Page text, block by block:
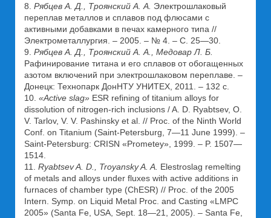
8. Рябцев А. Д., Троянский А. А. Электрошлаковый
переплав металлов и сплавов под флюсами с
активными добавками в печах камерного типа //
Электрометаллургия. – 2005. – № 4. – С. 25—30.
9. Рябцев А. Д., Троянский А. А., Медовар Л. Б.
Рафинирование титана и его сплавов от обогащенных
азотом включений при электрошлаковом переплаве. –
Донецк: Технопарк ДонНТУ УНИТЕХ, 2011. – 132 с.
10. «Active slag» ESR refining of titanium alloys for
dissolution of nitrogen-rich inclusions / A. D. Ryabtsev, O.
V. Tarlov, V. V. Pashinsky et al. // Proc. of the Ninth World
Conf. on Titanium (Saint-Petersburg, 7—11 June 1999). –
Saint-Petersburg: CRISN «Prometey», 1999. – P. 1507—
1514.
11. Ryabtsev A. D., Troyansky A. A. Elestroslag remelting
of metals and alloys under fluxes with active additions in
furnaces of chamber type (ChESR) // Proc. of the 2005
Intern. Symp. on Liquid Metal Proc. and Casting «LMPC
2005» (Santa Fe, USA, Sept. 18—21, 2005). – Santa Fe,